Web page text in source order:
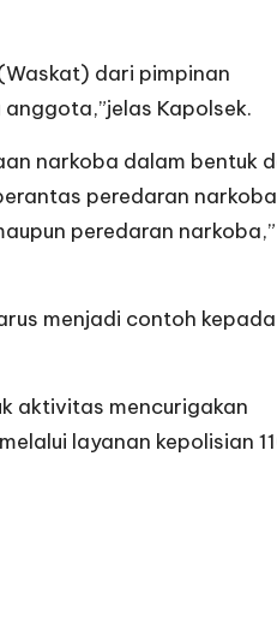
dari pimpinan
Kapolsek.
narkoba dalam bentuk
peredaran narkoba
peredaran narkoba,”
menjadi contoh kepada
aktivitas mencurigakan
layanan kepolisian